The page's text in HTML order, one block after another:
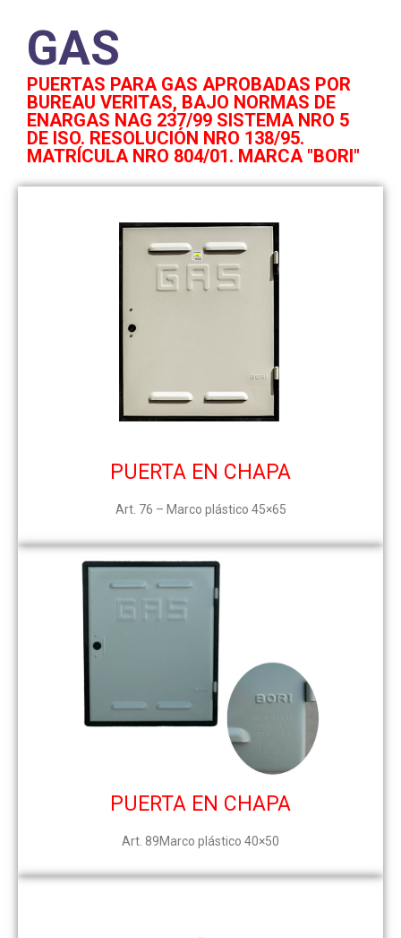
GAS
PUERTAS PARA GAS APROBADAS POR
BUREAU VERITAS, BAJO NORMAS DE
ENARGAS NAG 237/99 SISTEMA NRO 5
DE ISO. RESOLUCIÓN NRO 138/95.
MATRÍCULA NRO 804/01. MARCA "BORI"
PUERTA EN CHAPA
Art. 76 – Marco plástico 45×65
PUERTA EN CHAPA
Art. 89Marco plástico 40×50